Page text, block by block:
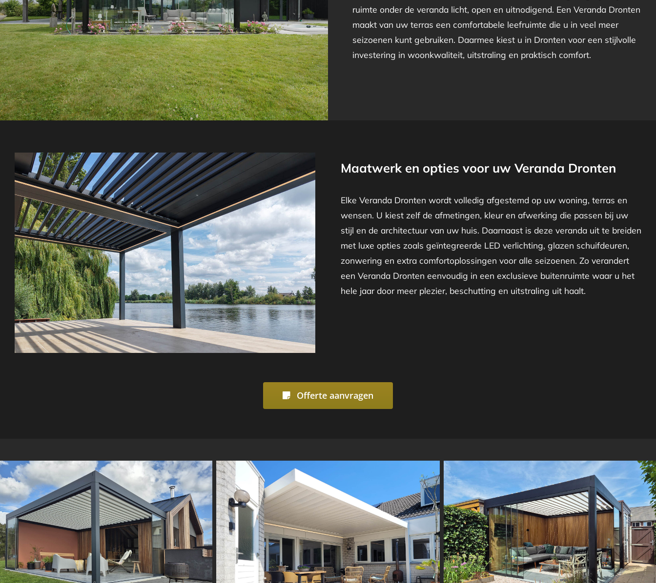
ruimte onder de veranda licht, open en uitnodigend. Een Veranda Dronten
maakt van uw terras een comfortabele leefruimte die u in veel meer
seizoenen kunt gebruiken. Daarmee kiest u in Dronten voor een stijlvolle
investering in woonkwaliteit, uitstraling en praktisch comfort.
Maatwerk en opties voor uw Veranda Dronten
Elke Veranda Dronten wordt volledig afgestemd op uw woning, terras en
wensen. U kiest zelf de afmetingen, kleur en afwerking die passen bij uw
stijl en de architectuur van uw huis. Daarnaast is deze veranda uit te breiden
met luxe opties zoals geïntegreerde LED verlichting, glazen schuifdeuren,
zonwering en extra comfortoplossingen voor alle seizoenen. Zo verandert
een Veranda Dronten eenvoudig in een exclusieve buitenruimte waar u het
hele jaar door meer plezier, beschutting en uitstraling uit haalt.
Offerte aanvragen